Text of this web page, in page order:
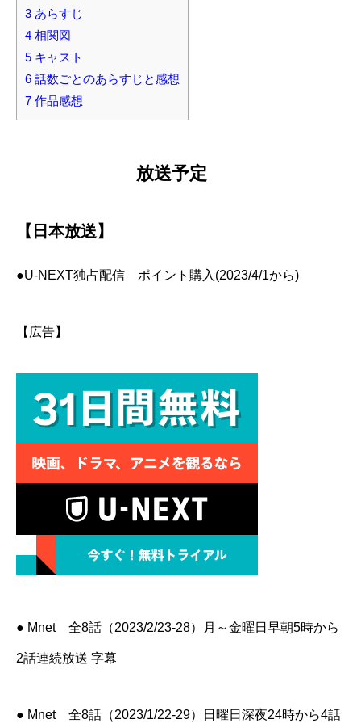
3 あらすじ
4 相関図
5 キャスト
6 話数ごとのあらすじと感想
7 作品感想
放送予定
【日本放送】
●U-NEXT独占配信 ポイント購入(2023/4/1から)
【広告】
● Mnet 全8話（2023/2/23-28）月～金曜日早朝5時から
2話連続放送 字幕
● Mnet 全8話（2023/1/22-29）日曜日深夜24時から4話